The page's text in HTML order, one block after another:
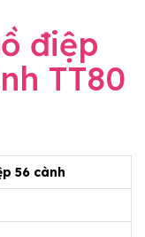
điệp
TT80
56 cành